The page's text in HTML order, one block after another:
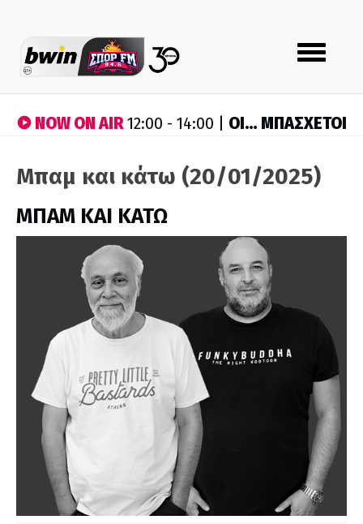
Toggle
navigation
NOW ON AIR12:00 - 14:00 | ΟΙ… ΜΠΑΣΧΕΤΟΙ
Μπαμ και κάτω (20/01/2025)
ΜΠΑΜ ΚΑΙ ΚΑΤΩ